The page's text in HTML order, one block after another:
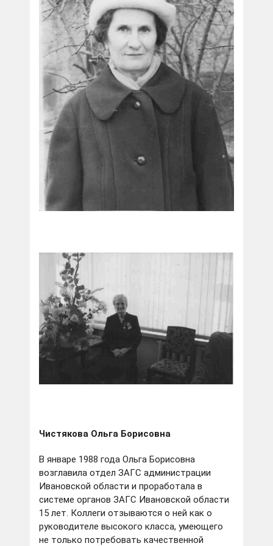
Чистякова Ольга Борисовна
В январе 1988 года Ольга Борисовна
возглавила отдел ЗАГС администрации
Ивановской области и проработала в
системе органов ЗАГС Ивановской области
15 лет. Коллеги отзываются о ней как о
руководителе высокого класса, умеющего
не только потребовать качественной